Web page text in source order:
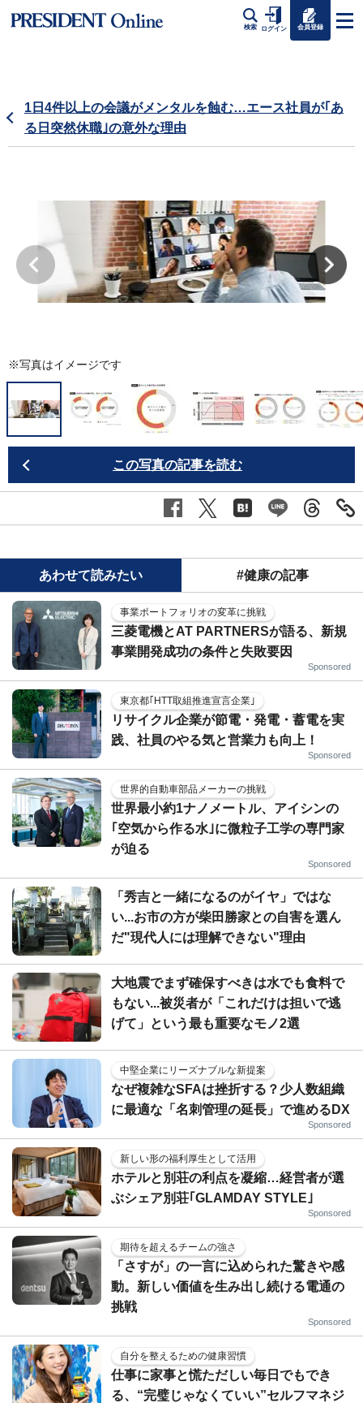
検索 ログイン 会員登録
1日4件以上の会議がメンタルを蝕む…エース社員が｢あ
る日突然休職｣の意外な理由
※写真はイメージです
この写真の記事を読む
あわせて読みたい #健康の記事
事業ポートフォリオの変革に挑戦
三菱電機とAT PARTNERSが語る、新規
事業開発成功の条件と失敗要因
Sponsored
東京都｢HTT取組推進宣言企業｣
リサイクル企業が節電・発電・蓄電を実
践、社員のやる気と営業力も向上！
Sponsored
世界的自動車部品メーカーの挑戦
世界最小約1ナノメートル、アイシンの
｢空気から作る水｣に微粒子工学の専門家
が迫る
Sponsored
「秀吉と一緒になるのがイヤ」ではな
い...お市の方が柴田勝家との自害を選ん
だ"現代人には理解できない"理由
大地震でまず確保すべきは水でも食料で
もない...被災者が「これだけは担いで逃
げて」という最も重要なモノ2選
中堅企業にリーズナブルな新提案
なぜ複雑なSFAは挫折する？少人数組織
に最適な「名刺管理の延長」で進めるDX
Sponsored
新しい形の福利厚生として活用
ホテルと別荘の利点を凝縮…経営者が選
ぶシェア別荘｢GLAMDAY STYLE｣
Sponsored
期待を超えるチームの強さ
「さすが」の一言に込められた驚きや感
動。新しい価値を生み出し続ける電通の
挑戦
Sponsored
自分を整えるための健康習慣
仕事に家事と慌ただしい毎日でもでき
る、“完璧じゃなくていい”セルフマネジ